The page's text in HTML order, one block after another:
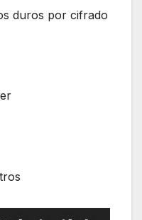
duros por cifrado